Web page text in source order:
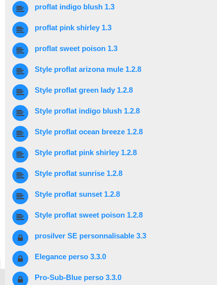
proflat indigo blush 1.3
proflat pink shirley 1.3
proflat sweet poison 1.3
Style proflat arizona mule 1.2.8
Style proflat green lady 1.2.8
Style proflat indigo blush 1.2.8
Style proflat ocean breeze 1.2.8
Style proflat pink shirley 1.2.8
Style proflat sunrise 1.2.8
Style proflat sunset 1.2.8
Style proflat sweet poison 1.2.8
prosilver SE personnalisable 3.3
Elegance perso 3.3.0
Pro-Sub-Blue perso 3.3.0